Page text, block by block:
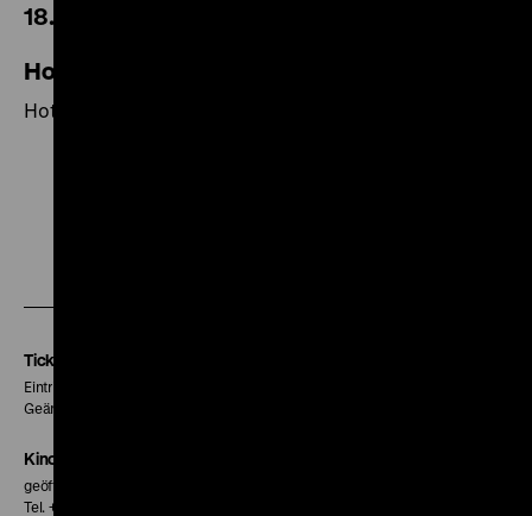
18.00 Uhr
Hotaru no haka/ Die letzten Glühwürmchen
Hotaru no haka/ Die letzten Glühwürmchen
Tickets
Eintritt 5 €
Geänderte Preise sind im Programm vermerkt.
Kinokasse
geöffnet 30 Minuten vor Beginn der ersten Vorstellung
Tel. + 49 30 20304-770